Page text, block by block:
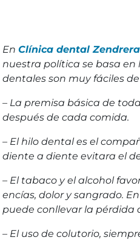
En Clínica dental Zendrera
nuestra política se basa en
dentales son muy fáciles
– La premisa básica de
después de cada comida.
– El hilo dental es el
diente a diente evitara el
– El tabaco y el alcohol
encías, dolor y sangrado.
puede conllevar la pérdida
– El uso de colutorio,